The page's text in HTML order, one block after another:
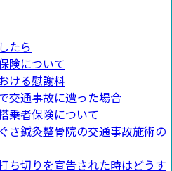
たら
険について
ける慰謝料
交通事故に遭った場合
乗者保険について
さ鍼灸整骨院の交通事故施術の
ち切りを宣告された時はどうす